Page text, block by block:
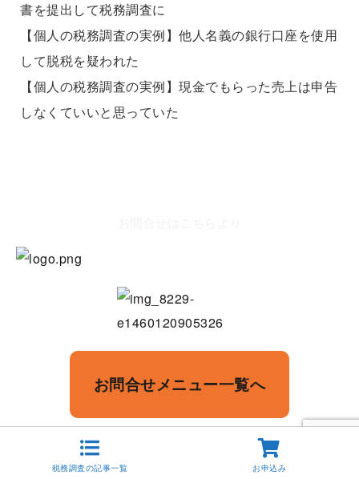
書を提出して税務調査に
【個人の税務調査の実例】他人名義の銀行口座を使用
して脱税を疑われた
【個人の税務調査の実例】現金でもらった売上は申告
しなくていいと思っていた
お問合せメニュー一覧へ
税務調査の記事一覧 お申込み
Copyright©【個人の税務調査専門】 内田敦税理士事務